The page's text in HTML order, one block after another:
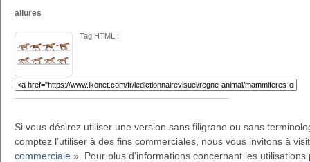
allures
Tag HTML :
Si vous désirez utiliser une version sans filigrane ou sans
comptez l’utiliser à des fins commerciales, nous vous invitons à
commerciale ». Pour plus d’informations concernant les